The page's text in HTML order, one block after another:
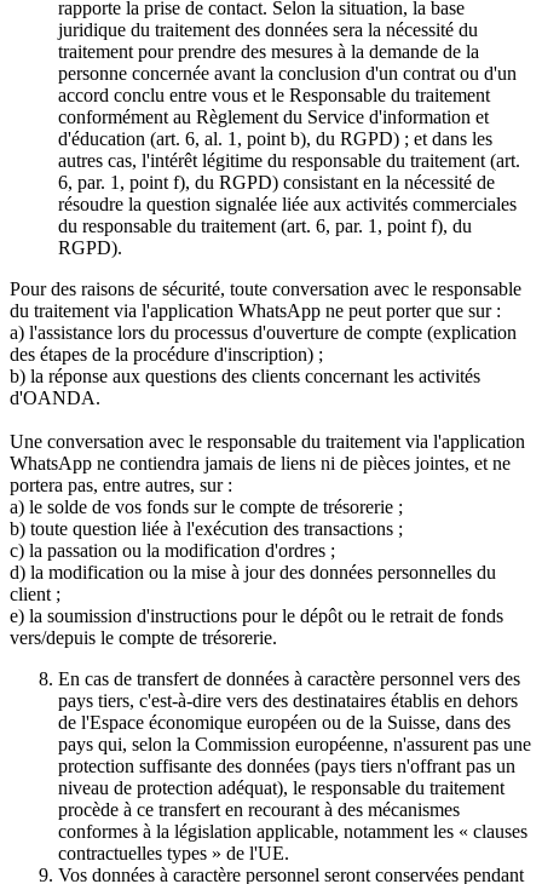
rapporte la prise de contact. Selon la situation, la base
juridique du traitement des données sera la nécessité du
traitement pour prendre des mesures à la demande de la
personne concernée avant la conclusion d'un contrat ou d'un
accord conclu entre vous et le Responsable du traitement
conformément au Règlement du Service d'information et
d'éducation (art. 6, al. 1, point b), du RGPD) ; et dans les
autres cas, l'intérêt légitime du responsable du traitement (art.
6, par. 1, point f), du RGPD) consistant en la nécessité de
résoudre la question signalée liée aux activités commerciales
du responsable du traitement (art. 6, par. 1, point f), du
RGPD).
Pour des raisons de sécurité, toute conversation avec le responsable
du traitement via l'application WhatsApp ne peut porter que sur :
a) l'assistance lors du processus d'ouverture de compte (explication
des étapes de la procédure d'inscription) ;
b) la réponse aux questions des clients concernant les activités
d'OANDA.
Une conversation avec le responsable du traitement via l'application
WhatsApp ne contiendra jamais de liens ni de pièces jointes, et ne
portera pas, entre autres, sur :
a) le solde de vos fonds sur le compte de trésorerie ;
b) toute question liée à l'exécution des transactions ;
c) la passation ou la modification d'ordres ;
d) la modification ou la mise à jour des données personnelles du
client ;
e) la soumission d'instructions pour le dépôt ou le retrait de fonds
vers/depuis le compte de trésorerie.
En cas de transfert de données à caractère personnel vers des
pays tiers, c'est-à-dire vers des destinataires établis en dehors
de l'Espace économique européen ou de la Suisse, dans des
pays qui, selon la Commission européenne, n'assurent pas une
protection suffisante des données (pays tiers n'offrant pas un
niveau de protection adéquat), le responsable du traitement
procède à ce transfert en recourant à des mécanismes
conformes à la législation applicable, notamment les « clauses
contractuelles types » de l'UE.
Vos données à caractère personnel seront conservées pendant